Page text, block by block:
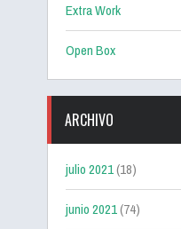
Extra Work
Open Box
ARCHIVO
julio 2021(18)
junio 2021(74)